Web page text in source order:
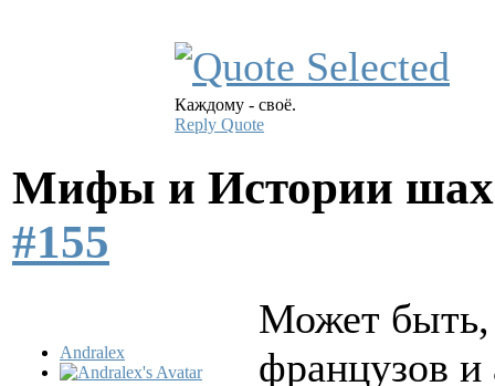
Каждому - своё.
Reply Quote
Мифы и Истории
#155
Andralex
Может быть,
французов и